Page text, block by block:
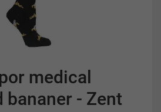
medical
bananer - Zent